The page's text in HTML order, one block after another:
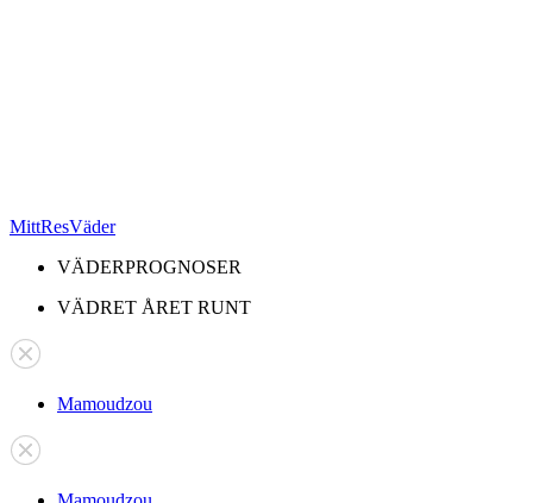
MittResVäder
VÄDERPROGNOSER
VÄDRET ÅRET RUNT
Mamoudzou